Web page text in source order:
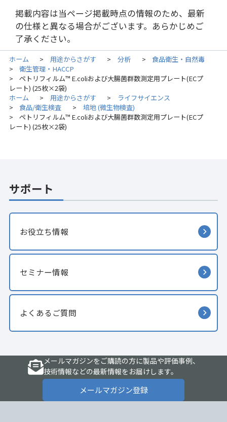
掲載内容は当ページ掲載時点の情報のため、最新
の仕様と異なる場合がございます。あらかじめご
了承ください。
ホーム > 用途からさがす > 分析 > 食品衛生・自然毒
> 衛生管理・HACCP
>
ペトリフィルム™ E.coliおよび大腸菌群数測定用プレート(ECプ
レート) (25枚×2袋)
ホーム
> 用途からさがす > ライフサイエンス
> 食品/衛生検査 > 培地 (微生物検査)
>
ペトリフィルム™ E.coliおよび大腸菌群数測定用プレート(ECプ
レート) (25枚×2袋)
サポート
お役立ち情報
セミナー情報
よくあるご質問
メールマガジンをご購読の方に製品や評価事例、
技術情報などの最新情報をお届けします。
メールマガジン登録